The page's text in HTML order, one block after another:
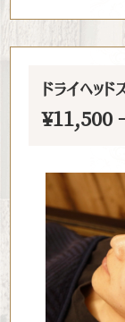
ドライヘッ
¥11,500